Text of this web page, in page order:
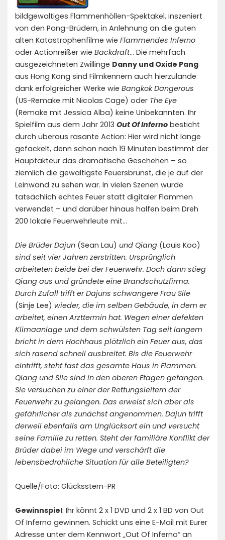
bildgewaltiges Flammenhöllen-Spektakel, inszeniert
von den Pang-Brüdern, in Anlehnung an die guten
alten Katastrophenfilme wie Flammendes Inferno
oder Actionreißer wie Backdraft… Die mehrfach
ausgezeichneten Zwillinge Danny und Oxide Pang
aus Hong Kong sind Filmkennern auch hierzulande
dank erfolgreicher Werke wie Bangkok Dangerous
(US-Remake mit Nicolas Cage) oder The Eye
(Remake mit Jessica Alba) keine Unbekannten. Ihr
Spielfilm aus dem Jahr 2013 Out Of Inferno besticht
durch überaus rasante Action: Hier wird nicht lange
gefackelt, denn schon nach 19 Minuten bestimmt der
Hauptakteur das dramatische Geschehen – so
ziemlich die gewaltigste Feuersbrunst, die je auf der
Leinwand zu sehen war. In vielen Szenen wurde
tatsächlich echtes Feuer statt digitaler Flammen
verwendet – und darüber hinaus halfen beim Dreh
200 lokale Feuerwehrleute mit…
Die Brüder Dajun (Sean Lau) und Qiang (Louis Koo)
sind seit vier Jahren zerstritten. Ursprünglich
arbeiteten beide bei der Feuerwehr. Doch dann stieg
Qiang aus und gründete eine Brandschutzfirma.
Durch Zufall trifft er Dajuns schwangere Frau Sile
(Sinje Lee) wieder, die im selben Gebäude, in dem er
arbeitet, einen Arzttermin hat. Wegen einer defekten
Klimaanlage und dem schwülsten Tag seit langem
bricht in dem Hochhaus plötzlich ein Feuer aus, das
sich rasend schnell ausbreitet. Bis die Feuerwehr
eintrifft, steht fast das gesamte Haus in Flammen.
Qiang und Sile sind in den oberen Etagen gefangen.
Sie versuchen zu einer der Rettungsleitern der
Feuerwehr zu gelangen. Das erweist sich aber als
gefährlicher als zunächst angenommen. Dajun trifft
derweil ebenfalls am Unglücksort ein und versucht
seine Familie zu retten. Steht der familiäre Konflikt der
Brüder dabei im Wege und verschärft die
lebensbedrohliche Situation für alle Beteiligten?
Quelle/Foto: Glücksstern-PR
Gewinnspiel: Ihr könnt 2 x 1 DVD und 2 x 1 BD von Out
Of Inferno gewinnen. Schickt uns eine E-Mail mit Eurer
Adresse unter dem Kennwort „Out Of Inferno“ an